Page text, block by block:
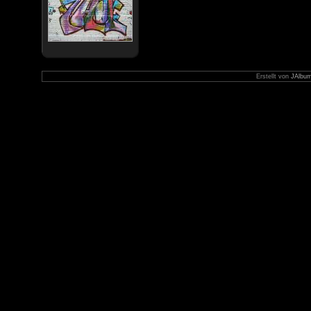
Erstellt von